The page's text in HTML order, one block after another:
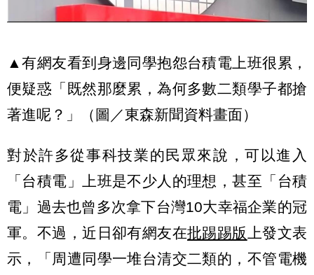
▲有網友看到身邊同學抱怨台積電上班很累，
便疑惑「既然那麼累，為何多數二類學子都搶
著進呢？」（圖／東森新聞資料畫面）
對於許多從事科技業的民眾來說，可以進入
「台積電」上班是不少人的理想，甚至「台積
電」過去也曾多次拿下台灣10大幸福企業的冠
軍。不過，近日卻有網友在批踢踢版
上發文表
示，「周遭同學一堆台清交二類的，不管電機